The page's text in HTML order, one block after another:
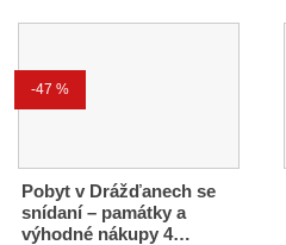
-47 %
Pobyt v Drážďanech se
snídaní – památky a
výhodné nákupy 4…